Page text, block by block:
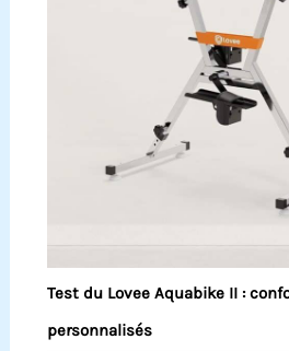
Test du Lovee Aquabike II :
personnalisés